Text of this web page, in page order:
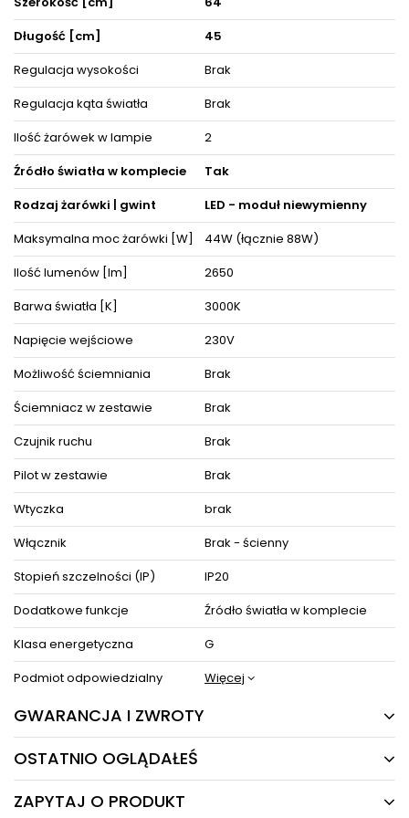
dekorację, która nada przestrzeniom niepowtarzalnego
wyglądu i elegancji. Lampa posiada miejsce na 2 źródeł światła
LED - moduł niewymienny, o stopniu szczelności IP20.
Oświetlenie doskonale prezentuje się zarówno w towarzystwie
innych lamp, jak i pojedynczo oraz jako instalacje świetlne,
dzięki czemu można dopasować ją do różnego typu
Produkt posiada certyfikaty zgodności i objęty jest gwarancją
producenta. Zestaw zawiera instrukcję obsługi oraz elementy
niezbędne do złożenia sprzętu.
ZOBACZ PODOBNE PRODUKTY W KATEGORIACH
Długość [cm]
45
Regulacja wysokości
Brak
Regulacja kąta światła
Brak
Ilość żarówek w lampie
2
Źródło światła w komplecie
Tak
Rodzaj żarówki | gwint
LED - moduł niewymienny
Maksymalna moc żarówki [W]
44W (łącznie 88W)
Ilość lumenów [lm]
2650
Barwa światła [K]
3000K
Napięcie wejściowe
230V
Możliwość ściemniania
Brak
Ściemniacz w zestawie
Brak
Czujnik ruchu
Brak
Pilot w zestawie
Brak
Wtyczka
brak
Włącznik
Brak - ścienny
Stopień szczelności (IP)
IP20
Dodatkowe funkcje
Źródło światła w komplecie
Klasa energetyczna
G
Podmiot odpowiedzialny
Więcej
GWARANCJA I ZWROTY
24 MIESIĄCE
Producent gwarantuje naprawę lub wymianę sprzętu
do 24 miesięcy od daty zakupu. Skontaktuj się ze
OSTATNIO OGLĄDAŁEŚ
ZAPYTAJ O PRODUKT